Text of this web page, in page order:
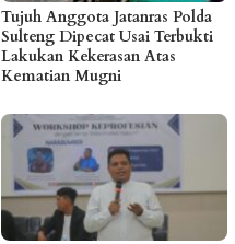
Tujuh Anggota Jatanras Polda
Sulteng Dipecat Usai Terbukti
Lakukan Kekerasan Atas
Kematian Mugni